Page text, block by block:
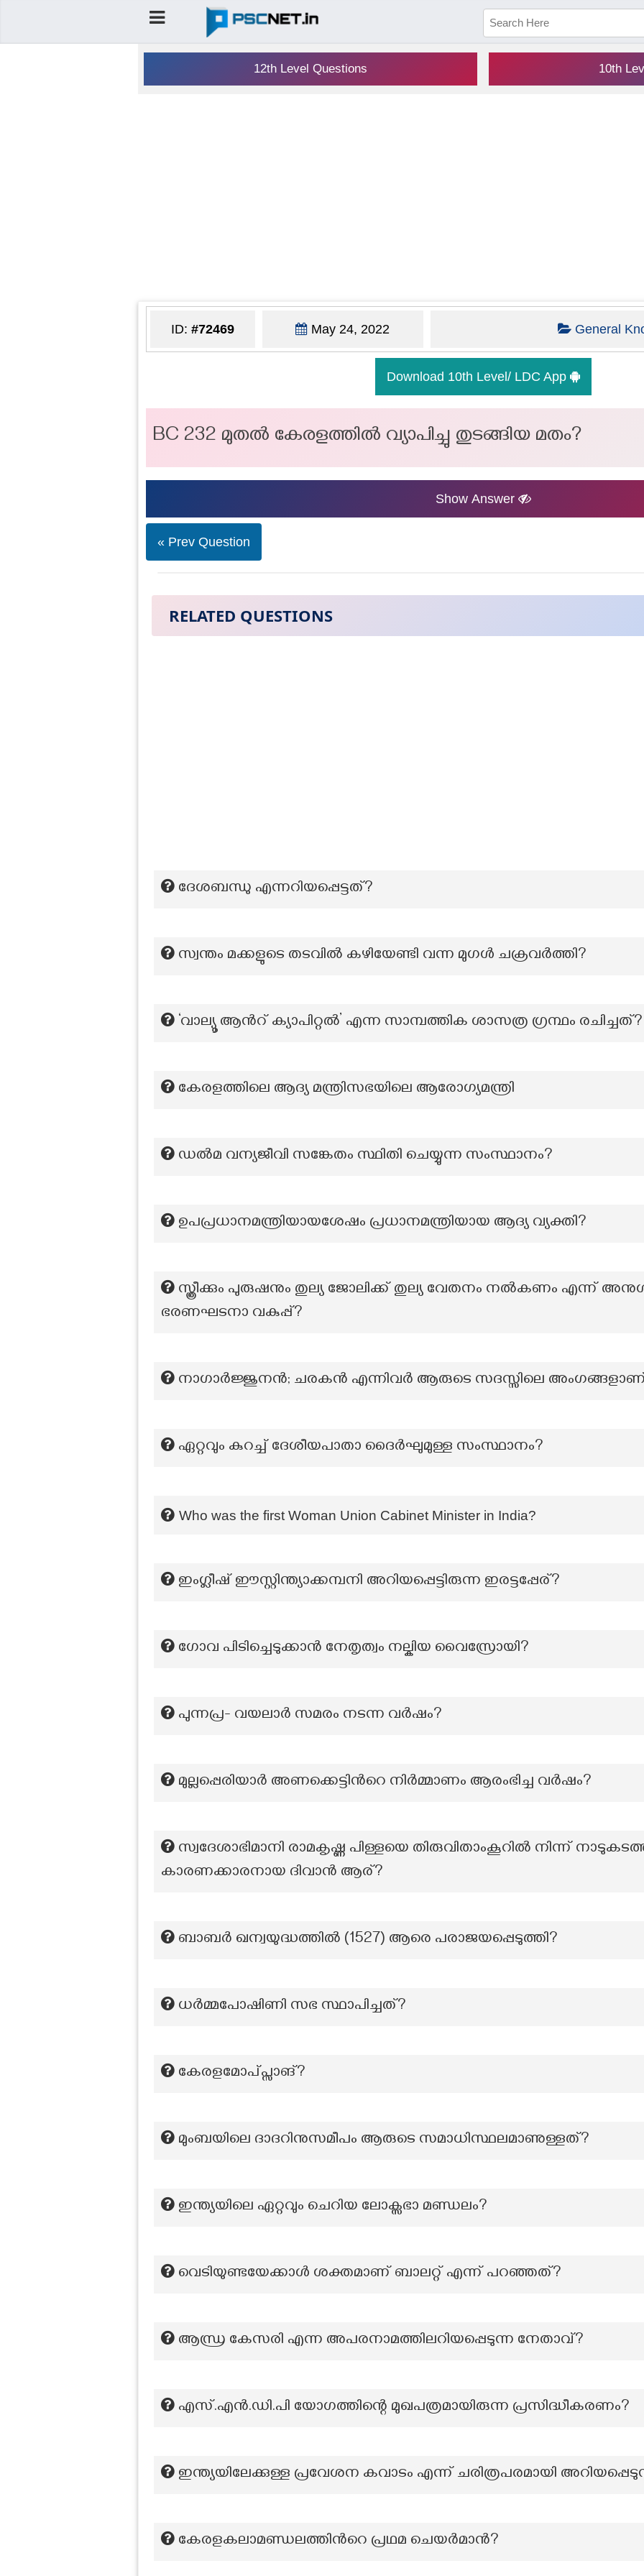
12th Level Questions 10th
ID: #72469 May 24, 2022 General
Download 10th Level/ LDC App
BC 232 മുതൽ കേരളത്തിൽ വ്യാപിച്ചു തുടങ്ങിയ മതം?
Show Answer
« Prev Question
RELATED QUESTIONS
ദേശബന്ധു എന്നറിയപ്പെട്ടത്?
സ്വന്തം മക്കളുടെ തടവിൽ കഴിയേണ്ടി വന്ന മുഗൾ ചക്രവർത്തി?
‘വാല്യൂ ആന്‍റ് ക്യാപിറ്റൽ’ എന്ന സാമ്പത്തിക ശാസത്ര ഗ്രന്ഥം രചിച്ചത്?
കേരളത്തിലെ ആദ്യ മന്ത്രിസഭയിലെ ആരോഗ്യമന്ത്രി
ഡൽമ വന്യജീവി സങ്കേതം സ്ഥിതി ചെയ്യുന്ന സംസ്ഥാനം?
ഉപപ്രധാനമന്ത്രിയായശേഷം പ്രധാനമന്ത്രിയായ ആദ്യ വ്യക്തി?
സ്ത്രീക്കും പുരുഷനും തുല്യ ജോലിക്ക് തുല്യ വേതനം നൽകണം എന്ന്
ഭരണഘടനാ വകുപ്പ്?
നാഗാര്‍ജ്ജുനന്‍; ചരകന്‍ എന്നിവര്‍ ആരുടെ സദസ്സിലെ
ഏറ്റവും കുറച്ച് ദേശീയപാതാ ദൈർഘുമുള്ള സംസ്ഥാനം?
Who was the first Woman Union Cabinet Minister in India?
ഇംഗ്ലീഷ് ഈസ്റ്റിന്ത്യാക്കമ്പനി അറിയപ്പെട്ടിരുന്ന ഇരട്ടപ്പേര്?
ഗോവ പിടിച്ചെടുക്കാൻ നേതൃത്വം നല്കിയ വൈസ്രോയി?
പുന്നപ്ര- വയലാർ സമരം നടന്ന വർഷം?
മുല്ലപ്പെരിയാർ അണക്കെട്ടിന്‍റെ നിർമ്മാണം ആരംഭിച്ച വർഷം?
സ്വദേശാഭിമാനി രാമകൃഷ്ണ പിള്ളയെ തിരുവിതാംകൂറിൽ നിന്ന്
കാരണക്കാരനായ ദിവാൻ ആര്?
ബാബർ ഖന്വയുദ്ധത്തിൽ (1527) ആരെ പരാജയപ്പെടുത്തി?
ധര്‍മ്മപോഷിണി സഭ സ്ഥാപിച്ചത്?
കേരളമോപ്പ്സാങ്?
മുംബയിലെ ദാദറിനുസമീപം ആരുടെ സമാധിസ്ഥലമാണുള്ളത്?
ഇന്ത്യയിലെ ഏറ്റവും ചെറിയ ലോക്സഭാ മണ്ഡലം?
വെടിയുണ്ടയേക്കാൾ ശക്തമാണ് ബാലറ്റ് എന്ന് പറഞ്ഞത്?
ആന്ധ്ര കേസരി എന്ന അപരനാമത്തിലറിയപ്പെടുന്ന നേതാവ്?
എസ്.എൻ.ഡി.പി യോഗത്തിന്റെ മുഖപത്രമായിരുന്ന പ്രസിദ്ധീകരണം?
ഇന്ത്യയിലേക്കുള്ള പ്രവേശന കവാടം എന്ന് ചരിത്രപരമായി
കേരളകലാമണ്ഡലത്തിന്‍റെ പ്രഥമ ചെയര്‍മാന്‍?